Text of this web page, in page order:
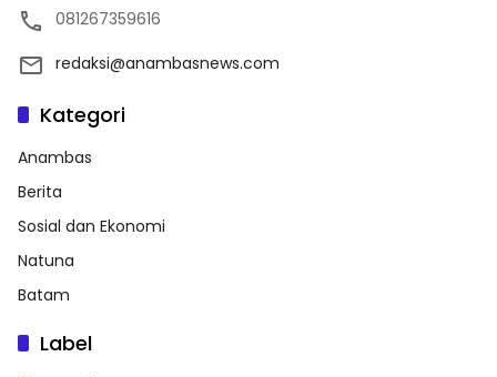
081267359616
redaksi@anambasnews.com
Kategori
Anambas
Berita
Sosial dan Ekonomi
Natuna
Batam
Label